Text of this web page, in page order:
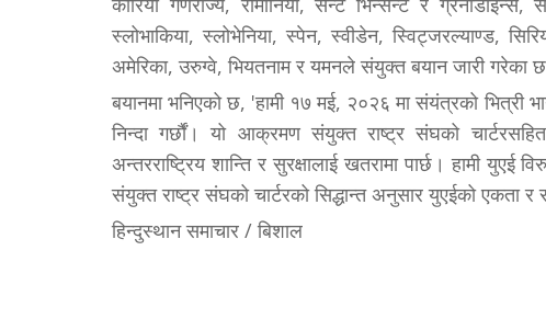
स्लोभाकिया, स्लोभेनिया, स्पेन, स्वीडेन, स्विट्जरल्याण्ड,
अमेरिका, उरुग्वे, भियतनाम र यमनले संयुक्त बयान जारी गरेका
बयानमा भनिएको छ, 'हामी १७ मई, २०२६ मा संयंत्रको भित्री
निन्दा गर्छौं। यो आक्रमण संयुक्त राष्ट्र संघको
अन्तरराष्ट्रिय शान्ति र सुरक्षालाई खतरामा पार्छ। हामी
संयुक्त राष्ट्र संघको चार्टरको सिद्धान्त अनुसार युएईको एकता र
हिन्दुस्थान समाचार / बिशाल